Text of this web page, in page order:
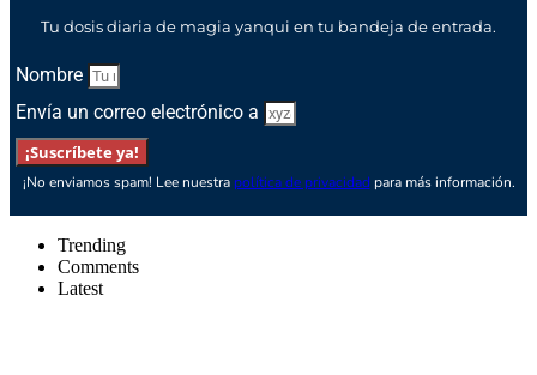
Tu dosis diaria de magia yanqui en tu bandeja de entrada.
Nombre
Envía un correo electrónico a
¡Suscríbete ya!
¡No enviamos spam! Lee nuestra política de privacidad para más información.
Trending
Comments
Latest